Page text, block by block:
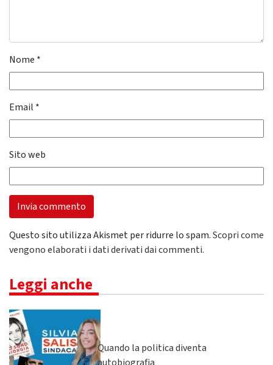
Nome *
Email *
Sito web
Questo sito utilizza Akismet per ridurre lo spam.Scopri come
vengono elaborati i dati derivati dai commenti.
Leggi anche
Quando la politica diventa